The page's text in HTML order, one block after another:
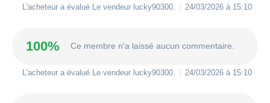
L'acheteur a évalué Le vendeur lucky90300 24/03/2026 à 15:10
100% Ce membre n'a laissé aucun commentaire.
L'acheteur a évalué Le vendeur lucky90300 24/03/2026 à 15:10